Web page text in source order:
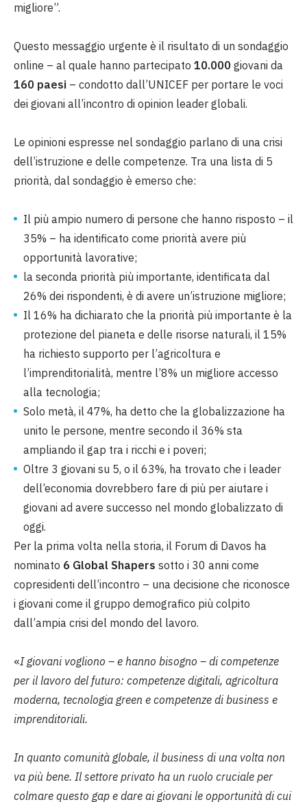
migliore”.
Questo messaggio urgente è il risultato di un sondaggio
online – al quale hanno partecipato 10.000 giovani da
160 paesi – condotto dall’UNICEF per portare le voci
dei giovani all’incontro di opinion leader globali.
Le opinioni espresse nel sondaggio parlano di una crisi
dell’istruzione e delle competenze. Tra una lista di 5
priorità, dal sondaggio è emerso che:
Il più ampio numero di persone che hanno risposto – il
35% – ha identificato come priorità avere più
opportunità lavorative;
la seconda priorità più importante, identificata dal
26% dei rispondenti, è di avere un’istruzione migliore;
Il 16% ha dichiarato che la priorità più importante è la
protezione del pianeta e delle risorse naturali, il 15%
ha richiesto supporto per l’agricoltura e
l’imprenditorialità, mentre l’8% un migliore accesso
alla tecnologia;
Solo metà, il 47%, ha detto che la globalizzazione ha
unito le persone, mentre secondo il 36% sta
ampliando il gap tra i ricchi e i poveri;
Oltre 3 giovani su 5, o il 63%, ha trovato che i leader
dell’economia dovrebbero fare di più per aiutare i
giovani ad avere successo nel mondo globalizzato di
oggi.
Per la prima volta nella storia, il Forum di Davos ha
nominato 6 Global Shapers sotto i 30 anni come
copresidenti dell’incontro – una decisione che riconosce
i giovani come il gruppo demografico più colpito
dall’ampia crisi del mondo del lavoro.
«I giovani vogliono – e hanno bisogno – di competenze
per il lavoro del futuro: competenze digitali, agricoltura
moderna, tecnologia green e competenze di business e
imprenditoriali.
In quanto comunità globale, il business di una volta non
va più bene. Il settore privato ha un ruolo cruciale per
colmare questo gap e dare ai giovani le opportunità di cui